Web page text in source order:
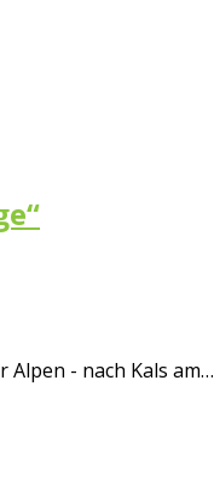
- nach Kals am…